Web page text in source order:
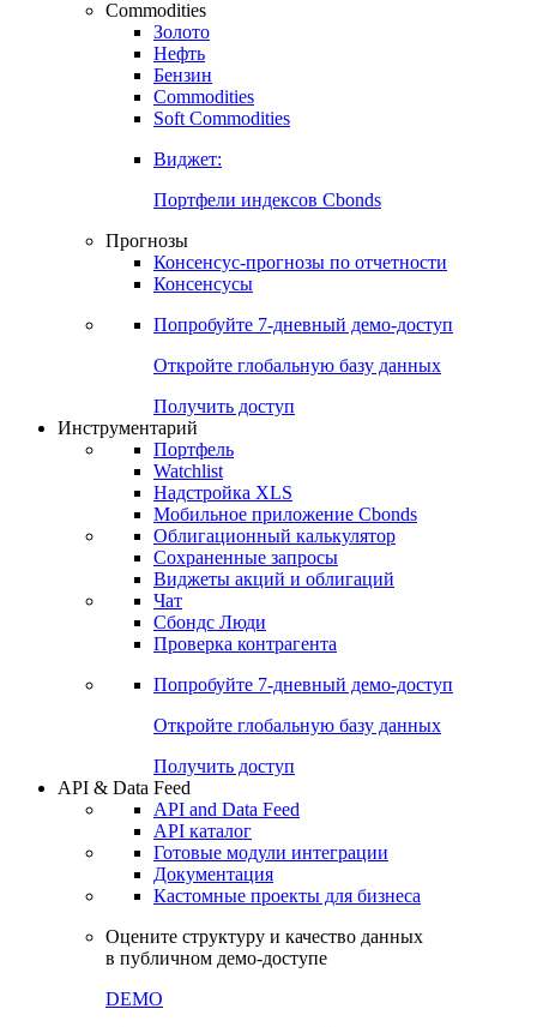
Commodities
Золото
Нефть
Бензин
Commodities
Soft Commodities
Виджет:
Портфели индексов Cbonds
Прогнозы
Консенсус-прогнозы по отчетности
Консенсусы
Попробуйте 7-дневный демо-доступ
Откройте глобальную базу данных
Получить доступ
Инструментарий
Портфель
Watchlist
Надстройка XLS
Мобильное приложение Cbonds
Облигационный калькулятор
Сохраненные запросы
Виджеты акций и облигаций
Чат
Сбондс Люди
Проверка контрагента
Попробуйте 7-дневный демо-доступ
Откройте глобальную базу данных
Получить доступ
API & Data Feed
API and Data Feed
API каталог
Готовые модули интеграции
Документация
Кастомные проекты для бизнеса
Оцените структуру и качество данных
в публичном демо-доступе
DEMO